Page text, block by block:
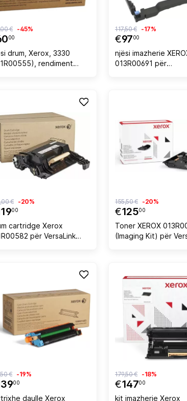
00
€ -45%
drum, Xerox, 3330
rendiment
€9700
117,50 € -17%
njësi imazherie
013R00691 për
00
€ -20%
cartridge Xerox
për VersaLink
€12500
155,50 € -20%
Toner XEROX
(Imaging Kit) për
00
€ -19%
daulle Xerox
€14700
179,50 € -18%
kit imazherie Xerox